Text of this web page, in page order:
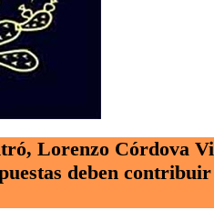
Lorenzo Córdova
deben